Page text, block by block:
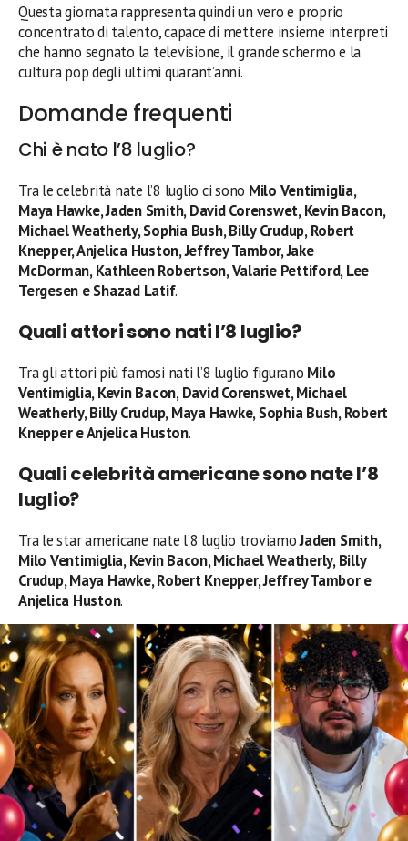
Questa giornata rappresenta quindi un vero e proprio
concentrato di talento, capace di mettere insieme interpreti
che hanno segnato la televisione, il grande schermo e la
cultura pop degli ultimi quarant’anni.
Domande frequenti
Chi è nato l’8 luglio?
Tra le celebrità nate l’8 luglio ci sono Milo Ventimiglia,
Maya Hawke, Jaden Smith, David Corenswet, Kevin Bacon,
Michael Weatherly, Sophia Bush, Billy Crudup, Robert
Knepper, Anjelica Huston, Jeffrey Tambor, Jake
McDorman, Kathleen Robertson, Valarie Pettiford, Lee
Tergesen e Shazad Latif.
Quali attori sono nati l’8 luglio?
Tra gli attori più famosi nati l’8 luglio figurano Milo
Ventimiglia, Kevin Bacon, David Corenswet, Michael
Weatherly, Billy Crudup, Maya Hawke, Sophia Bush, Robert
Knepper e Anjelica Huston.
Quali celebrità americane sono nate l’8
luglio?
Tra le star americane nate l’8 luglio troviamoJaden Smith,
Milo Ventimiglia, Kevin Bacon, Michael Weatherly, Billy
Crudup, Maya Hawke, Robert Knepper, Jeffrey Tambor e
Anjelica Huston.